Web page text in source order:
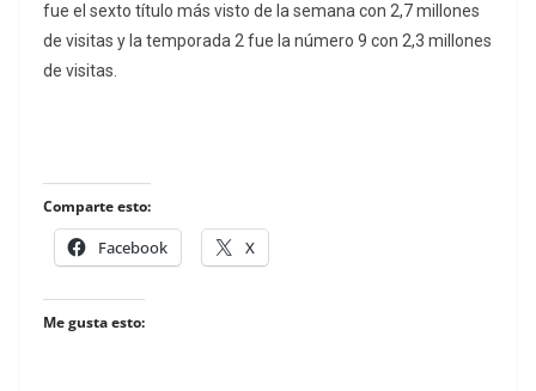
fue el sexto título más visto de la semana con 2,7 millones
de visitas y la temporada 2 fue la número 9 con 2,3 millones
de visitas.
Comparte esto:
Facebook X
Me gusta esto: